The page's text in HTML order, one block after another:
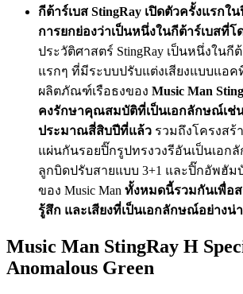
กีต้าร์เบส StingRay เปิดตัวครั้งแรกใ
การยกย่องว่าเป็นหนึ่งในกีต้าร์เบสที่โ
ประวัติศาสตร์ StingRay เป็นหนึ่งในกี
แรกๆ ที่มีระบบปรับแต่งเสียงแบบแอค
ผลิตภัณฑ์เรือธงของ Music Man
คงรักษาคุณสมบัติที่เป็นเอกลักษณ์เช่น
ประมาณสี่สิบปีที่แล้ว รวมถึงโครงส
แผ่นกันรอยปิ๊กรูปทรงวงรีอันเป็นเอก
ลูกบิดปรับสายแบบ 3+1 และปิ๊กอัพฮัม
ของ Music Man ทั้งหมดนี้รวมกันเพื่อ
รู้สึก และเสียงที่เป็นเอกลักษณ์อย่างน่
Music Man StingRay H
Anomalous Green